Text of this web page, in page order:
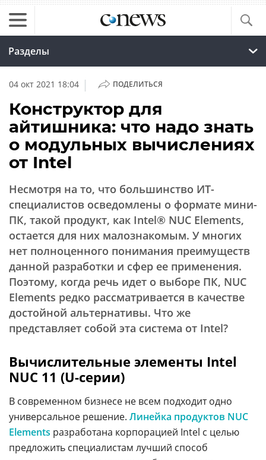
Разделы
04 окт 2021 18:04 | ПОДЕЛИТЬСЯ
Конструктор для
айтишника: что надо знать
о модульных вычислениях
от Intel
Несмотря на то, что большинство ИТ-
специалистов осведомлены о формате мини-
ПК, такой продукт, как Intel® NUC Elements,
остается для них малознакомым. У многих
нет полноценного понимания преимуществ
данной разработки и сфер ее применения.
Поэтому, когда речь идет о выборе ПК, NUC
Elements редко рассматривается в качестве
достойной альтернативы. Что же
представляет собой эта система от Intel?
Вычислительные элементы Intel
NUC 11 (U-серии)
В современном бизнесе не всем подходит одно
универсальное решение. Линейка продуктов NUC
Elements разработана корпорацией Intel с целью
предложить специалистам лучший способ